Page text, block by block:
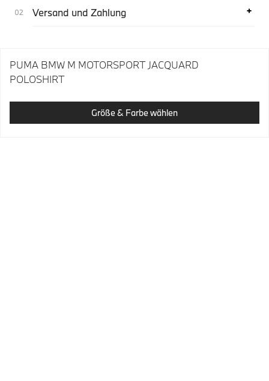
Versand und Zahlung
PUMA BMW M MOTORSPORT JACQUARD
POLOSHIRT
Größe & Farbe wählen